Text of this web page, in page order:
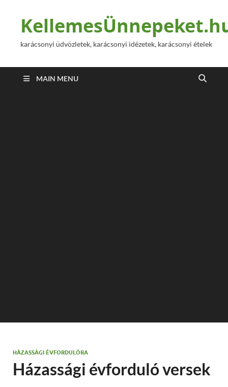
karácsonyi üdvözletek, karácsonyi idézetek, karácsonyi ételek
MAIN MENU
HÁZASSÁGI ÉVFORDULÓRA
Házassági évforduló versek